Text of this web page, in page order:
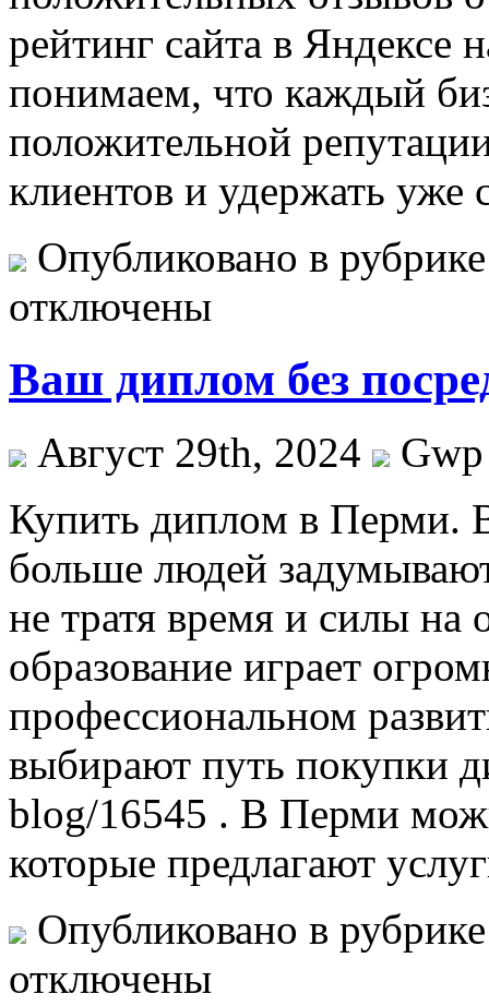
рейтинг сайта в Яндексе
понимаем, что каждый
положительной
клиентов и удержать
Опубликовано в
отключены
Ваш диплом без
Август 29th, 2024
Gwp
Купить диплoм в Пeрми.
больше людей
не тратя время и силы на
образование играет
профессиональном
выбирают путь покупки
blog/16545 . В Перми
которые предлагают
Опубликовано в
отключены